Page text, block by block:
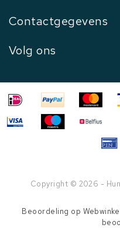
Contactgegevens
Volg ons
Copyright © 2026 -
Beoordeling op